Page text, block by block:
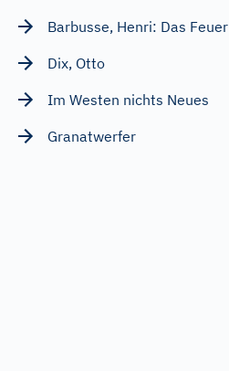
Barbusse, Henri: Das Feuer
Dix, Otto
Im Westen nichts Neues
Granatwerfer